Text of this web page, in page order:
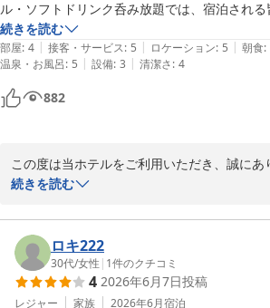
き、重ねて御礼申し上げます。
担当スタッフにも共有させていただき、今後
きます。
フリードリンクもご活用いただきながら、ご
いただけたようで安堵いたしました。
これからもご家族皆様に笑顔あふれるひと
またお孫様とご一緒にお越しいただける日を
堂ヶ島唯一の自家源泉掛流宿 堂ヶ島温泉ホ
2026-07-21
ル・ソフトドリンク呑み放題では、宿泊され
達もワクワク気分で満喫しました。風呂上がり
味しく頂きました。
続きを読む
部屋: 4 | 接客・サービス: 5 | ロケーション: 5 | 朝食:
温泉・お風呂: 5 | 設備: 3 | 清潔さ: 4
882
この度は当ホテルをご利用いただき、誠にあ
ご滞在を満喫いただけたご様子、素敵なお
拝見いたしました。
西伊豆ならではの自然を感じられるトンボロ
って表情を変える当ホテル自慢の景観のひと
アニメのワンシーンと重ねながらお楽しみい
続きを読む
ロキ222
30代/女性 | 1件のクチコミ
4 2026年6月7日投稿
レジャー 家族 2026年6月宿泊